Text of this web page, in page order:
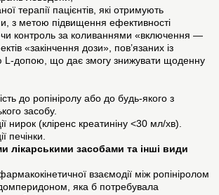
терапії пацієнтів, які отримують
з метою підвищення ефективності
контроль за коливаннями «включення —
«закінчення дози», пов’язаних із
L-допою, що дає змогу знижувати щоденну
до ропініролу або до будь-якого з
засобу.
нирок (кліренс креатиніну <30 мл/хв).
печінки.
лікарськими засобами та інші види
взаємодії між ропініролом
яка б потребувала